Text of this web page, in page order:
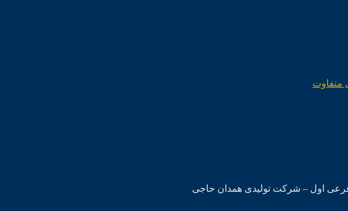
متفاوت